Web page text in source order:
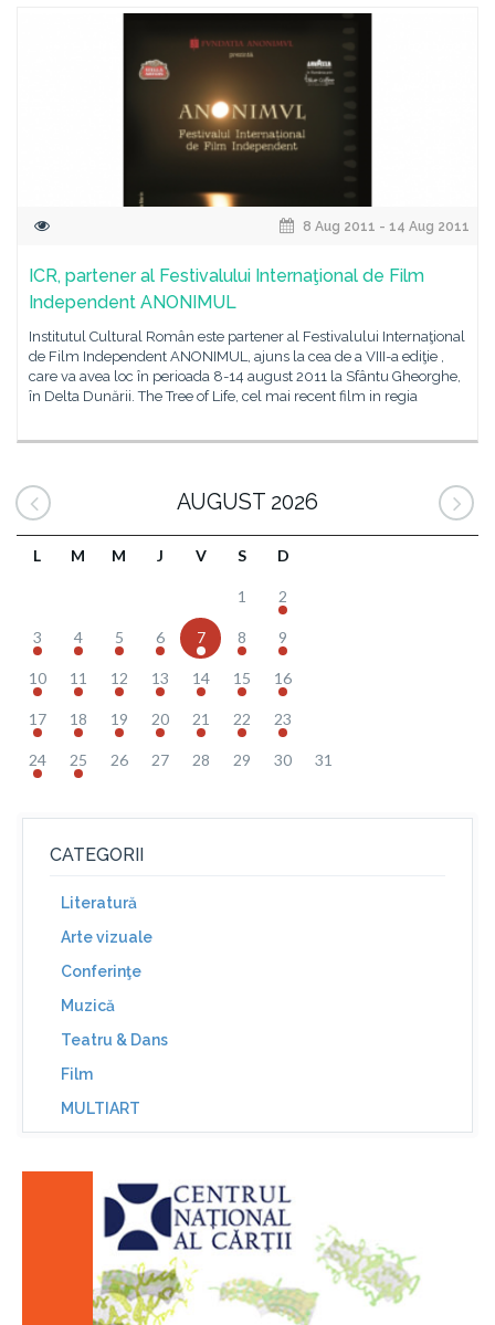
8 Aug 2011 - 14 Aug 2011
ICR, partener al Festivalului Internaţional de Film
Independent ANONIMUL
Institutul Cultural Român este partener al Festivalului Internaţional
de Film Independent ANONIMUL, ajuns la cea de a VIII-a ediţie ,
care va avea loc în perioada 8-14 august 2011 la Sfântu Gheorghe,
în Delta Dunării. The Tree of Life, cel mai recent film in regia
AUGUST 2026
L M M J V S D
1 2
3 4 5 6 7 8 9
10 11 12 13 14 15 16
17 18 19 20 21 22 23
24 25 26 27 28 29 30 31
CATEGORII
Literatură
Arte vizuale
Conferinţe
Muzică
Teatru & Dans
Film
MULTIART